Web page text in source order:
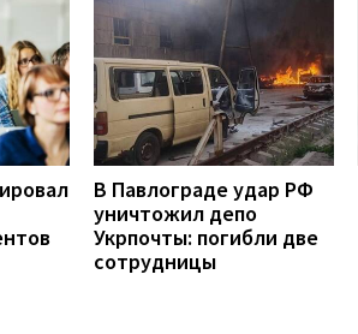
В Павлограде удар РФ
уничтожил депо
Укрпочты: погибли две
сотрудницы